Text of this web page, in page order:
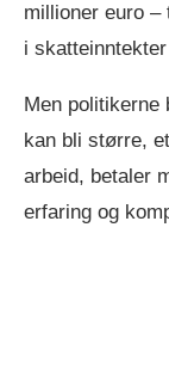
millioner euro
i
Men politikerne
kan bli større,
arbeid, betaler
erfaring og